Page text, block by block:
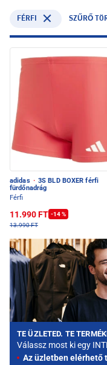
FÉRFI SZŰRŐ
adidas · 3S BLD BOXER férfi
fürdőnadrág
Férfi
11.990 FT -14 %
13.990 FT
TE ÜZLETED. TE
Válassz most ki egy
Az üzletben elérhető